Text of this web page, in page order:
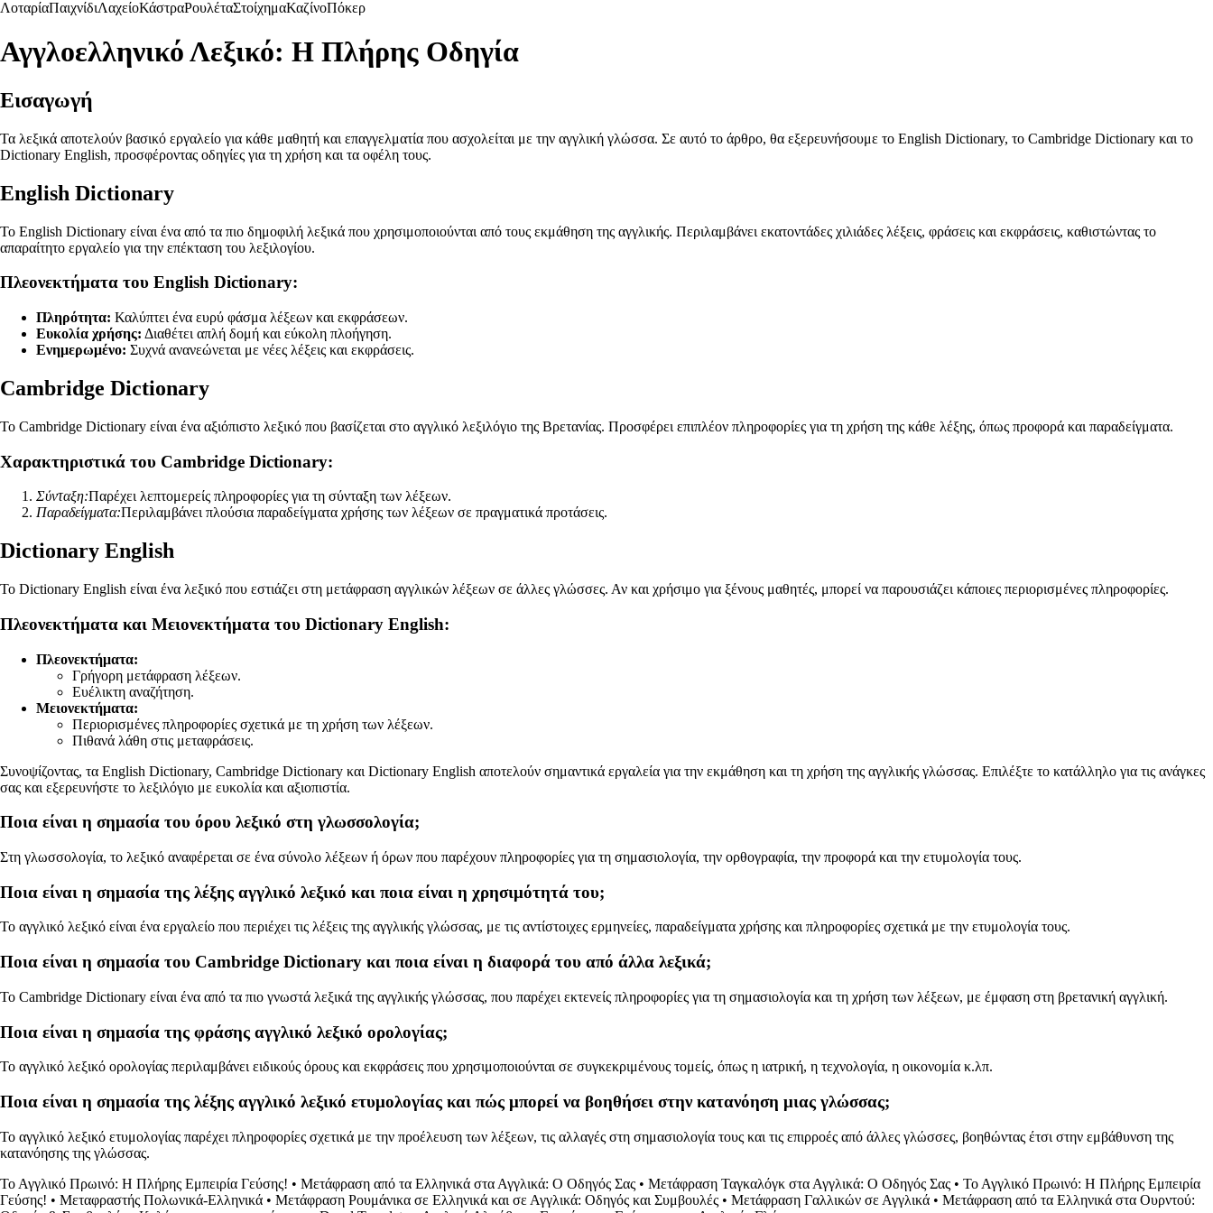
ΛοταρίαΠαιχνίδιΛαχείοΚάστραΡουλέταΣτοίχημαΚαζίνοΠόκερ
Αγγλοελληνικό Λεξικό: Η Πλήρης Οδηγία
Εισαγωγή
Τα λεξικά αποτελούν βασικό εργαλείο για κάθε μαθητή και επαγγελματία που ασχολείται με την αγγλική γλώσσα. Σε αυτό το άρθρο, θα εξερευνήσουμε το English Dictionary, το Cambridge Dictionary και το
Dictionary English, προσφέροντας οδηγίες για τη χρήση και τα οφέλη τους.
English Dictionary
Το English Dictionary είναι ένα από τα πιο δημοφιλή λεξικά που χρησιμοποιούνται από τους εκμάθηση της αγγλικής. Περιλαμβάνει εκατοντάδες χιλιάδες λέξεις, φράσεις και εκφράσεις, καθιστώντας το
απαραίτητο εργαλείο για την επέκταση του λεξιλογίου.
Πλεονεκτήματα του English Dictionary:
Πληρότητα: Καλύπτει ένα ευρύ φάσμα λέξεων και εκφράσεων.
Ευκολία χρήσης: Διαθέτει απλή δομή και εύκολη πλοήγηση.
Ενημερωμένο: Συχνά ανανεώνεται με νέες λέξεις και εκφράσεις.
Cambridge Dictionary
Το Cambridge Dictionary είναι ένα αξιόπιστο λεξικό που βασίζεται στο αγγλικό λεξιλόγιο της Βρετανίας. Προσφέρει επιπλέον πληροφορίες για τη χρήση της κάθε λέξης, όπως προφορά και παραδείγματα.
Χαρακτηριστικά του Cambridge Dictionary:
Σύνταξη:Παρέχει λεπτομερείς πληροφορίες για τη σύνταξη των λέξεων.
Παραδείγματα:Περιλαμβάνει πλούσια παραδείγματα χρήσης των λέξεων σε πραγματικά προτάσεις.
Dictionary English
To Dictionary English είναι ένα λεξικό που εστιάζει στη μετάφραση αγγλικών λέξεων σε άλλες γλώσσες. Αν και χρήσιμο για ξένους μαθητές, μπορεί να παρουσιάζει κάποιες περιορισμένες πληροφορίες.
Πλεονεκτήματα και Μειονεκτήματα του Dictionary English:
Πλεονεκτήματα:
Γρήγορη μετάφραση λέξεων.
Ευέλικτη αναζήτηση.
Μειονεκτήματα:
Περιορισμένες πληροφορίες σχετικά με τη χρήση των λέξεων.
Πιθανά λάθη στις μεταφράσεις.
Συνοψίζοντας, τα English Dictionary, Cambridge Dictionary και Dictionary English αποτελούν σημαντικά εργαλεία για την εκμάθηση και τη χρήση της αγγλικής γλώσσας. Επιλέξτε το κατάλληλο για τις ανάγκες
σας και εξερευνήστε το λεξιλόγιο με ευκολία και αξιοπιστία.
Ποια είναι η σημασία του όρου λεξικό στη γλωσσολογία;
Στη γλωσσολογία, το λεξικό αναφέρεται σε ένα σύνολο λέξεων ή όρων που παρέχουν πληροφορίες για τη σημασιολογία, την ορθογραφία, την προφορά και την ετυμολογία τους.
Ποια είναι η σημασία της λέξης αγγλικό λεξικό και ποια είναι η χρησιμότητά του;
Το αγγλικό λεξικό είναι ένα εργαλείο που περιέχει τις λέξεις της αγγλικής γλώσσας, με τις αντίστοιχες ερμηνείες, παραδείγματα χρήσης και πληροφορίες σχετικά με την ετυμολογία τους.
Ποια είναι η σημασία του Cambridge Dictionary και ποια είναι η διαφορά του από άλλα λεξικά;
Το Cambridge Dictionary είναι ένα από τα πιο γνωστά λεξικά της αγγλικής γλώσσας, που παρέχει εκτενείς πληροφορίες για τη σημασιολογία και τη χρήση των λέξεων, με έμφαση στη βρετανική αγγλική.
Ποια είναι η σημασία της φράσης αγγλικό λεξικό ορολογίας;
Το αγγλικό λεξικό ορολογίας περιλαμβάνει ειδικούς όρους και εκφράσεις που χρησιμοποιούνται σε συγκεκριμένους τομείς, όπως η ιατρική, η τεχνολογία, η οικονομία κ.λπ.
Ποια είναι η σημασία της λέξης αγγλικό λεξικό ετυμολογίας και πώς μπορεί να βοηθήσει στην κατανόηση μιας γλώσσας;
Το αγγλικό λεξικό ετυμολογίας παρέχει πληροφορίες σχετικά με την προέλευση των λέξεων, τις αλλαγές στη σημασιολογία τους και τις επιρροές από άλλες γλώσσες, βοηθώντας έτσι στην εμβάθυνση της
κατανόησης της γλώσσας.
Το Αγγλικό Πρωινό: Η Πλήρης Εμπειρία Γεύσης! • Μετάφραση από τα Ελληνικά στα Αγγλικά: Ο Οδηγός Σας • Μετάφραση Ταγκαλόγκ στα Αγγλικά: Ο Οδηγός Σας • Το Αγγλικό Πρωινό: Η Πλήρης Εμπειρία
Γεύσης! • Μεταφραστής Πολωνικά-Ελληνικά • Μετάφραση Ρουμάνικα σε Ελληνικά και σε Αγγλικά: Οδηγός και Συμβουλές • Μετάφραση Γαλλικών σε Αγγλικά • Μετάφραση από τα Ελληνικά στα Ουρντού: